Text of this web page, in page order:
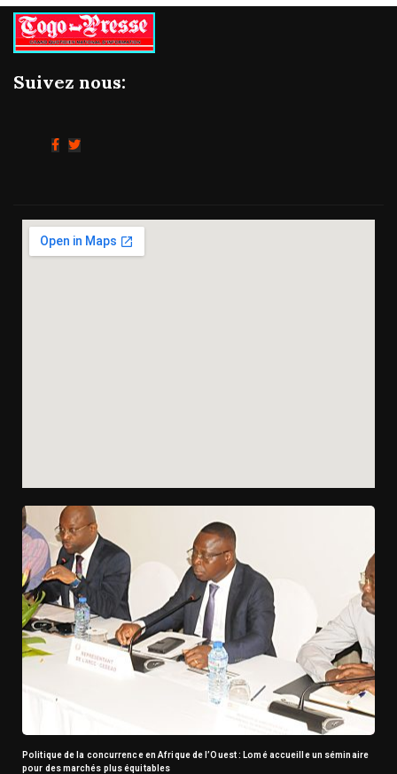
Suivez nous:
Politique de la concurrence en Afrique de l’Ouest : Lomé accueille un séminaire
pour des marchés plus équitables